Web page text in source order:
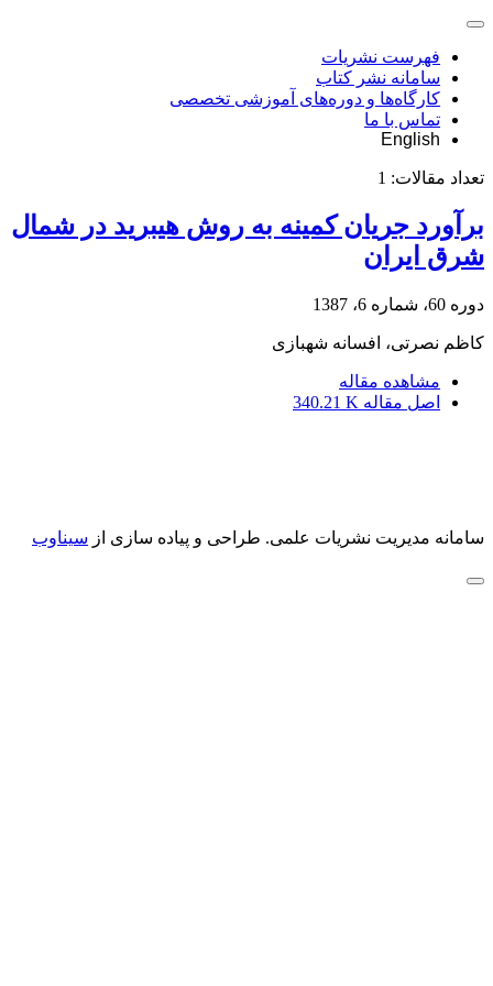
فهرست نشریات
سامانه نشر کتاب
کارگاه‌ها و دوره‌های آموزشی تخصصی
تماس با ما
English
تعداد مقالات: 1
برآورد جریان کمینه به روش هیبرید در شمال
شرق ایران
دوره 60، شماره 6، 1387
کاظم نصرتی، افسانه شهبازی
مشاهده مقاله
اصل مقاله 340.21 K
سامانه مدیریت نشریات علمی. طراحی و پیاده سازی از سیناوب